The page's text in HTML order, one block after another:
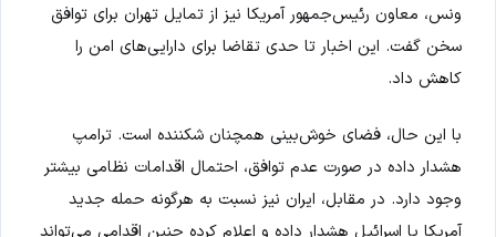
ونس، معاون رئیس‌جمهور آمریکا نیز از تمایل تهران برای توافق
سخن گفت. این اخبار تا حدی تقاضا برای دارایی‌های امن را
کاهش داد.
با این حال، فضای خوش‌بینی همچنان شکننده است. ترامپ
هشدار داده در صورت عدم توافق، احتمال اقدامات نظامی بیشتر
وجود دارد. در مقابل، ایران نیز نسبت به هرگونه حمله جدید
آمریکا یا اسرائیل هشدار داده و اعلام کرده چنین اقدامی می‌تواند